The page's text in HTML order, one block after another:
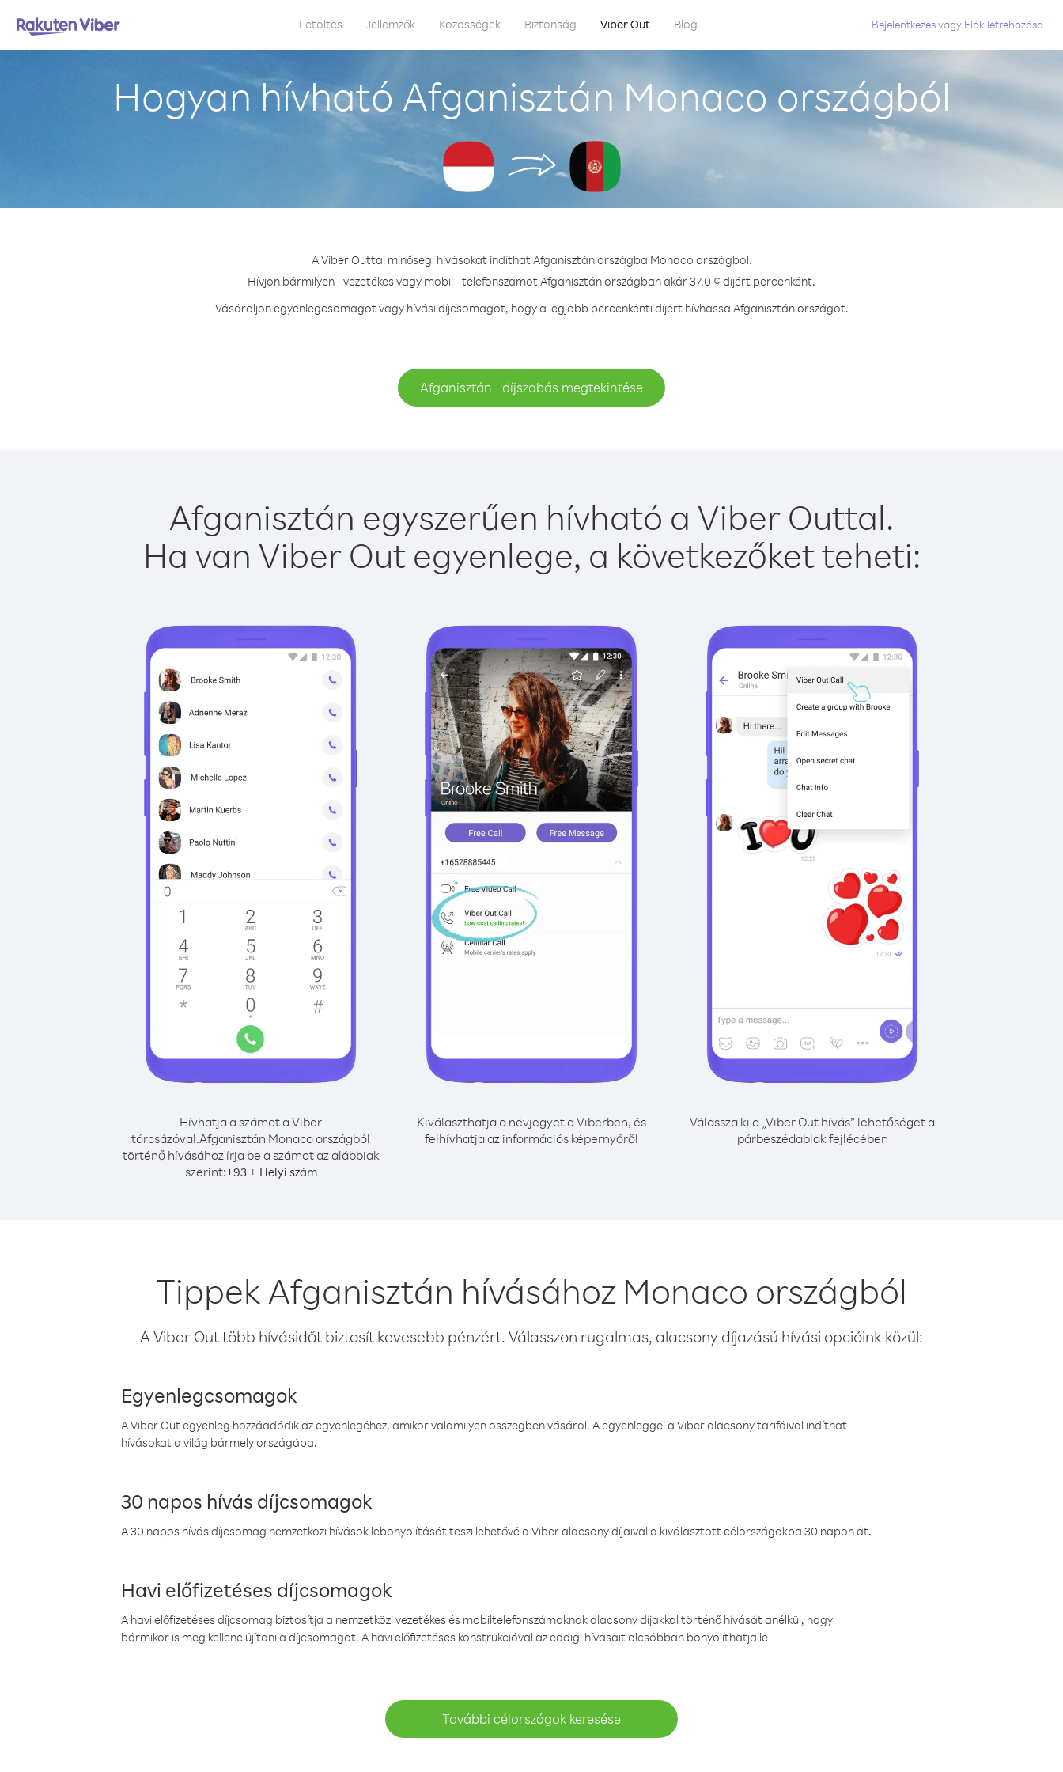
Letöltés Jellemzők Közösségek Biztonság Viber Out Blog Bejelentkezésvagy Fiók létrehozása
Hogyan hívható Afganisztán Monaco országból
A Viber Outtal minőségi hívásokat indíthat Afganisztán országba Monaco országból.
Hívjon bármilyen - vezetékes vagy mobil - telefonszámot Afganisztán országban akár 37.0 ¢ díjért percenként.
Vásároljon egyenlegcsomagot vagy hívási díjcsomagot, hogy a legjobb percenkénti díjért hívhassa Afganisztán országot.
Afganisztán - díjszabás megtekintése
Afganisztán egyszerűen hívható a Viber Outtal.
Ha van Viber Out egyenlege, a következőket teheti:
Hívhatja a számot a Viber
tárcsázóval.Afganisztán Monaco országból
történő hívásához írja be a számot az alábbiak
szerint:+93+ Helyi szám
Kiválaszthatja a névjegyet a Viberben, és
felhívhatja az információs képernyőről
Válassza ki a „Viber Out hívás” lehetőséget a
párbeszédablak fejlécében
Tippek Afganisztán hívásához Monaco országból
A Viber Out több hívásidőt biztosít kevesebb pénzért. Válasszon rugalmas, alacsony díjazású hívási opcióink közül:
Egyenlegcsomagok
A Viber Out egyenleg hozzáadódik az egyenlegéhez, amikor valamilyen összegben vásárol. A egyenleggel a Viber alacsony tarifáival indíthat
hívásokat a világ bármely országába.
30 napos hívás díjcsomagok
A 30 napos hívás díjcsomag nemzetközi hívások lebonyolítását teszi lehetővé a Viber alacsony díjaival a kiválasztott célországokba 30 napon át.
Havi előfizetéses díjcsomagok
A havi előfizetéses díjcsomag biztosítja a nemzetközi vezetékes és mobiltelefonszámoknak alacsony díjakkal történő hívását anélkül, hogy
bármikor is meg kellene újítani a díjcsomagot. A havi előfizetéses konstrukcióval az eddigi hívásait olcsóbban bonyolíthatja le
További célországok keresése